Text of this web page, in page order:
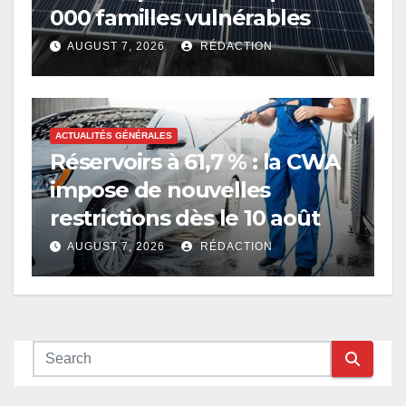
000 familles vulnérables
AUGUST 7, 2026 RÉDACTION
ACTUALITÉS GÉNÉRALES
Réservoirs à 61,7 % : la CWA
impose de nouvelles
restrictions dès le 10 août
AUGUST 7, 2026 RÉDACTION